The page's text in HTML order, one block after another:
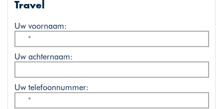
Travel
Uw voornaam:
Uw achternaam:
Uw telefoonnummer: